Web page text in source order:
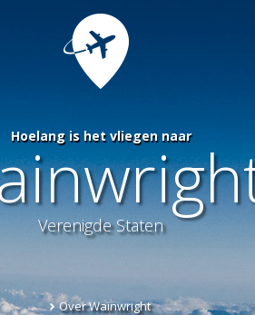
Hoelang is het vliegen naar
Verenigde Staten
Over Wainwright